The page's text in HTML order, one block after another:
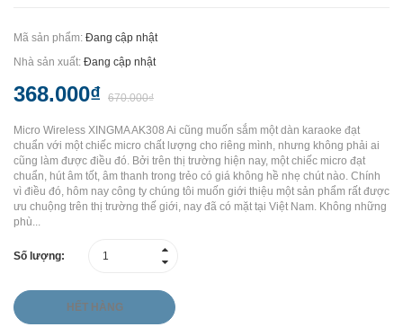
Mã sản phẩm: Đang cập nhật
Nhà sản xuất: Đang cập nhật
368.000₫ 670.000₫
Micro Wireless XINGMA AK308 Ai cũng muốn sắm một dàn karaoke đạt
chuẩn với một chiếc micro chất lượng cho riêng mình, nhưng không phải ai
cũng làm được điều đó. Bởi trên thị trường hiện nay, một chiếc micro đạt
chuẩn, hút âm tốt, âm thanh trong trẻo có giá không hề nhẹ chút nào. Chính
vì điều đó, hôm nay công ty chúng tôi muốn giới thiệu một sản phẩm rất được
ưu chuộng trên thị trường thế giới, nay đã có mặt tại Việt Nam. Không những
phù...
Số lượng:
HẾT HÀNG